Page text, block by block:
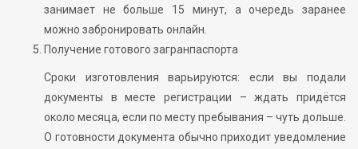
занимает не больше 15 минут, а очередь заранее
можно забронировать онлайн.
Получение готового загранпаспорта
Сроки изготовления варьируются: если вы подали
документы в месте регистрации – ждать придётся
около месяца, если по месту пребывания – чуть дольше.
О готовности документа обычно приходит уведомление